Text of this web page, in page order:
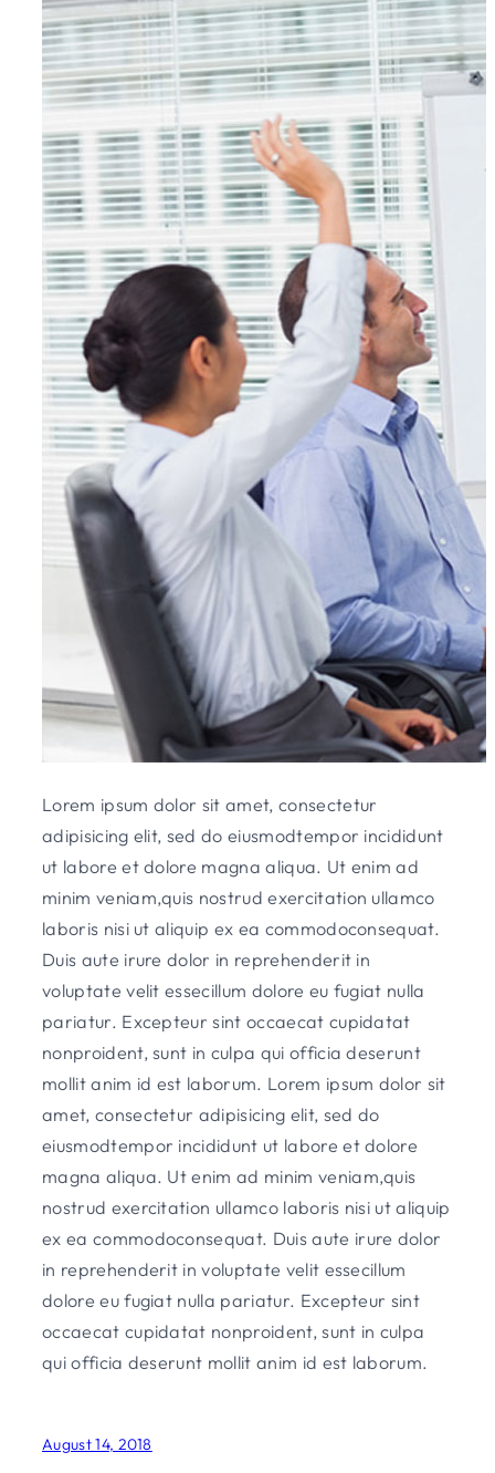
Lorem ipsum dolor sit amet, consectetur
adipisicing elit, sed do eiusmodtempor incididunt
ut labore et dolore magna aliqua. Ut enim ad
minim veniam,quis nostrud exercitation ullamco
laboris nisi ut aliquip ex ea commodoconsequat.
Duis aute irure dolor in reprehenderit in
voluptate velit essecillum dolore eu fugiat nulla
pariatur. Excepteur sint occaecat cupidatat
nonproident, sunt in culpa qui officia deserunt
mollit anim id est laborum. Lorem ipsum dolor sit
amet, consectetur adipisicing elit, sed do
eiusmodtempor incididunt ut labore et dolore
magna aliqua. Ut enim ad minim veniam,quis
nostrud exercitation ullamco laboris nisi ut aliquip
ex ea commodoconsequat. Duis aute irure dolor
in reprehenderit in voluptate velit essecillum
dolore eu fugiat nulla pariatur. Excepteur sint
occaecat cupidatat nonproident, sunt in culpa
qui officia deserunt mollit anim id est laborum.
August 14, 2018